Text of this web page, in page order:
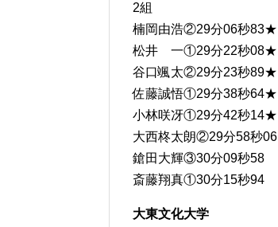
2組
楠岡由浩②29分06秒83★
松井 一①29分22秒08★
谷口颯太②29分23秒89★
佐藤誠悟①29分38秒64★
小林咲冴①29分42秒14★
大西柊太朗②29分58秒06
鎗田大輝③30分09秒58
斎藤翔真①30分15秒94
大東文化大学